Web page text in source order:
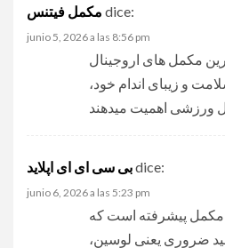
مکمل فیتنس dice:
junio 5, 2026 a las 8:56 pm
مکمل های اروجینال
و زیبای اندام خود،
بی سی ای ای اپلایدdice:
junio 6, 2026 a las 5:23 pm
مکمل پیشرفته است که
ضروری یعنی لوسین،